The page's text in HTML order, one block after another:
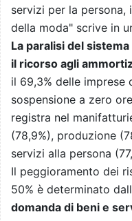
servizi per la persona,
della moda" scrive in
La paralisi del
il ricorso agli
il 69,3% delle imprese
sospensione a zero
registra nel
(78,9%), produzione
servizi alla persona
Il peggioramento dei
50% è determinato
domanda di beni e